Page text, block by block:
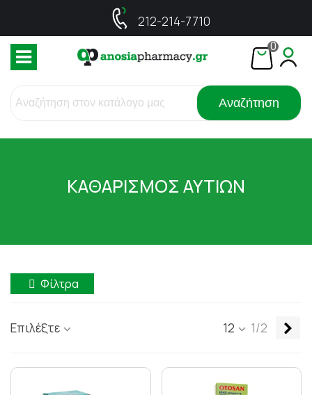
212-214-7710
0
Αναζήτηση
ΚΑΘΑΡΙΣΜΟΣ ΑΥΤΙΩΝ
Φίλτρα
Επιλέξτε 12 1/2